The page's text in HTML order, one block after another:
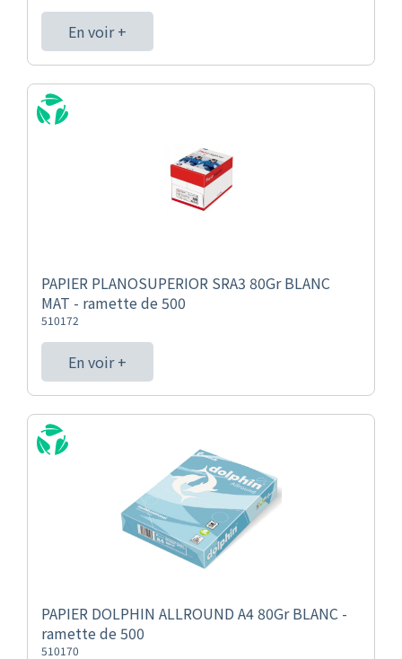
En voir +
PAPIER PLANOSUPERIOR SRA3 80Gr BLANC
MAT - ramette de 500
510172
En voir +
PAPIER DOLPHIN ALLROUND A4 80Gr BLANC -
ramette de 500
510170